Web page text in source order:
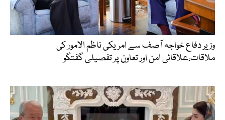
وزیر دفاع خواجہ آصف سے امریکی ناظم الامور کی
ملاقات،علاقائی امن اور تعاون پر تفصیلی گفتگو